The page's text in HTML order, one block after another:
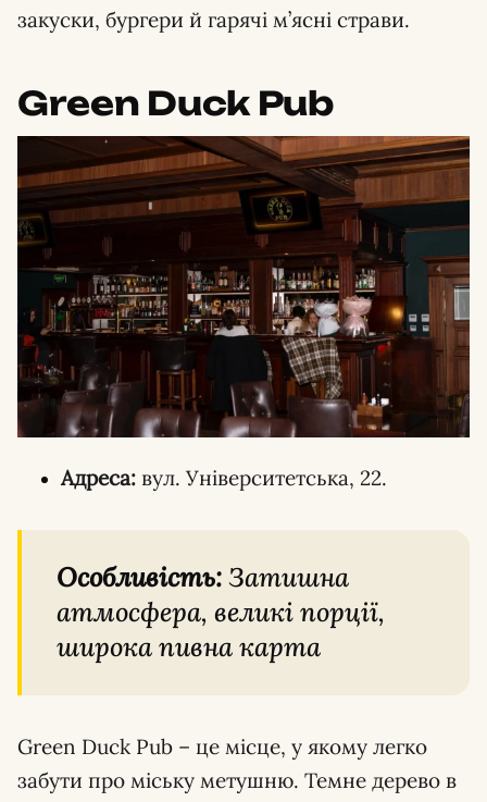
закуски, бургери й гарячі м’ясні страви.
Green Duck Pub
Адреса: вул. Університетська, 22.
Особливість:Затишна
атмосфера, великі порції,
широка пивна карта
Green Duck Pub – це місце, у якому легко
забути про міську метушню. Темне дерево в